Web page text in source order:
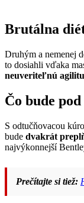
Brutálna
Druhým a nemenej
to dosiahli vďaka
neuveriteľnú
Čo bude
S odtučňovacou
bude dvakrát
najvýkonnejší
Prečítajte si tiež: